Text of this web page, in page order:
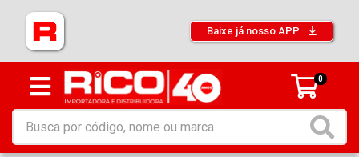
Baixe já nosso APP
0